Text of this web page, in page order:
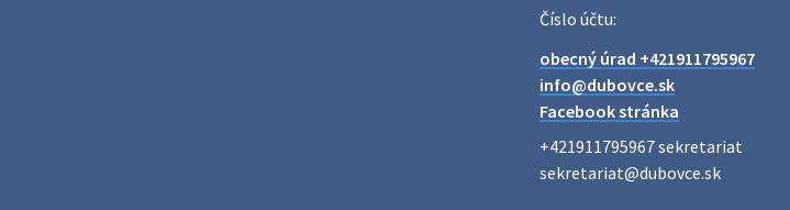
stredu 29. júla 2026 sa v našej obci
uskutoční zber železa. Pracovníci
Obecného úradu budú od 8.00 hod.
Číslo účtu:
obecný úrad +421911795967
info@dubovce.sk
Facebook stránka
+421911795967 sekretariat
sekretariat@dubovce.sk